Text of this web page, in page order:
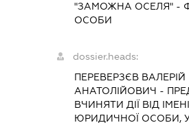
"ЗАМОЖНА ОСЕЛЯ" -
ОСОБИ
dossier.heads:
ПЕРЕВЕРЗЄВ ВАЛЕРІЙ
АНАТОЛІЙОВИЧ -
ВЧИНЯТИ ДІЇ ВІД ІМЕНІ
ЮРИДИЧНОЇ ОСОБИ,